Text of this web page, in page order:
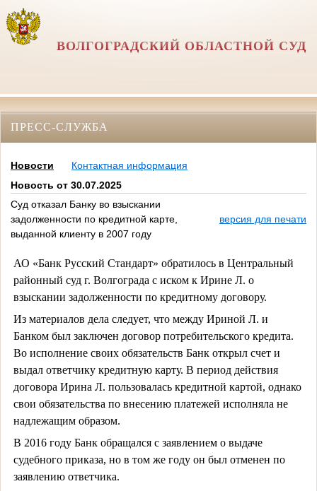
ВОЛГОГРАДСКИЙ ОБЛАСТНОЙ СУД
ПРЕСС-СЛУЖБА
Новости
Контактная информация
Новость от 30.07.2025
Суд отказал Банку во взыскании
задолженности по кредитной карте,
выданной клиенту в 2007 году
версия для печати
АО «Банк Русский Стандарт» обратилось в Центральный
районный суд г. Волгограда с иском к Ирине Л. о
взыскании задолженности по кредитному договору.
Из материалов дела следует, что между Ириной Л. и
Банком был заключен договор потребительского кредита.
Во исполнение своих обязательств Банк открыл счет и
выдал ответчику кредитную карту. В период действия
договора Ирина Л. пользовалась кредитной картой, однако
свои обязательства по внесению платежей исполняла не
надлежащим образом.
В 2016 году Банк обращался с заявлением о выдаче
судебного приказа, но в том же году он был отменен по
заявлению ответчика.